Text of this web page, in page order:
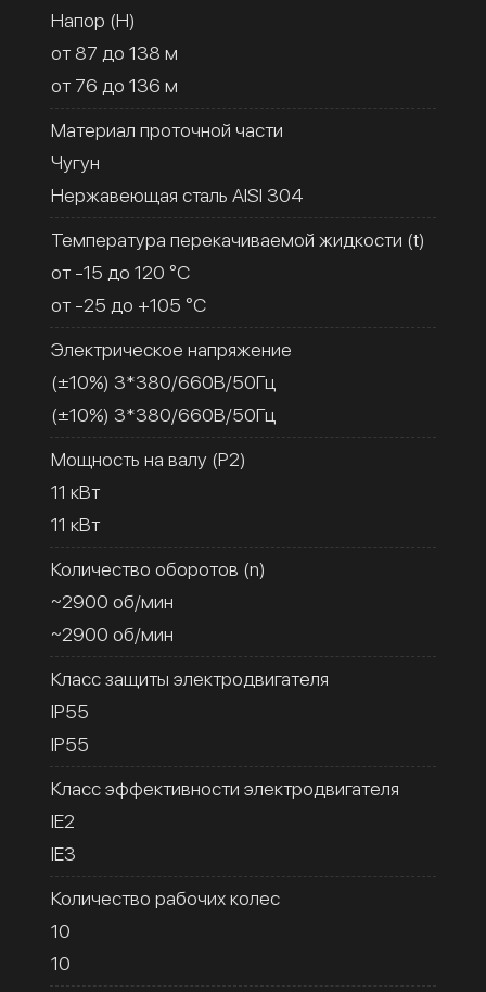
Напор (H)
от 87 до 138 м
от 76 до 136 м
Материал проточной части
Чугун
Нержавеющая сталь AISI 304
Температура перекачиваемой жидкости (t)
от -15 до 120 °C
от -25 до +105 °C
Электрическое напряжение
(±10%) 3*380/660В/50Гц
(±10%) 3*380/660В/50Гц
Мощность на валу (Р2)
11 кВт
11 кВт
Количество оборотов (n)
~2900 об/мин
~2900 об/мин
Класс защиты электродвигателя
IP55
IP55
Класс эффективности электродвигателя
IE2
IE3
Количество рабочих колес
10
10